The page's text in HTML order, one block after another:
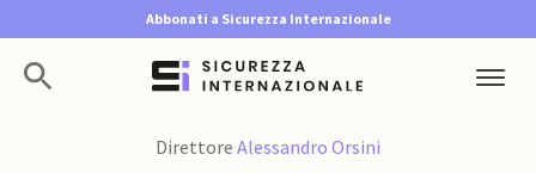
Abbonati a Sicurezza Internazionale
Direttore Alessandro Orsini